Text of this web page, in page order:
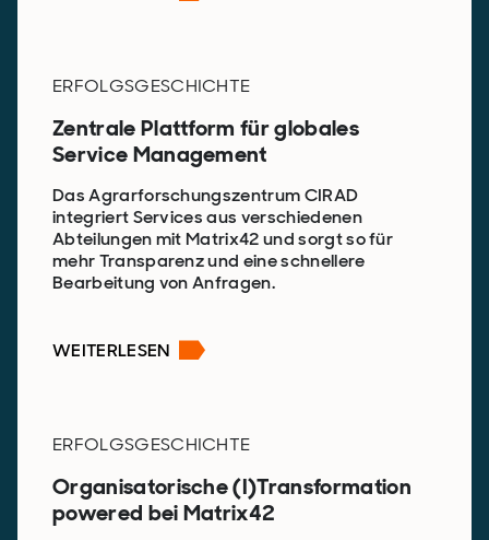
ERFOLGSGESCHICHTE
Zentrale Plattform für globales
Service Management
Das Agrarforschungszentrum CIRAD
integriert Services aus verschiedenen
Abteilungen mit Matrix42 und sorgt so für
mehr Transparenz und eine schnellere
Bearbeitung von Anfragen.
WEITERLESEN
ERFOLGSGESCHICHTE
Organisatorische (I)Transformation
powered bei Matrix42